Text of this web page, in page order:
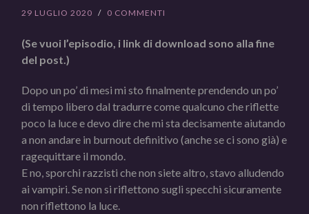
29 LUGLIO 2020 / 0 COMMENTI
(Se vuoi l’episodio, i link di download sono alla fine
del post.)
Dopo un po’ di mesi mi sto finalmente prendendo un po’
di tempo libero dal tradurre come qualcuno che riflette
poco la luce e devo dire che mi sta decisamente aiutando
a non andare in burnout definitivo (anche se ci sono già) e
ragequittare il mondo.
E no, sporchi razzisti che non siete altro, stavo alludendo
ai vampiri. Se non si riflettono sugli specchi sicuramente
non riflettono la luce.